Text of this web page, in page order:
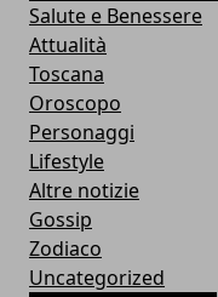
Salute e Benessere
Attualità
Toscana
Oroscopo
Personaggi
Lifestyle
Altre notizie
Gossip
Zodiaco
Uncategorized